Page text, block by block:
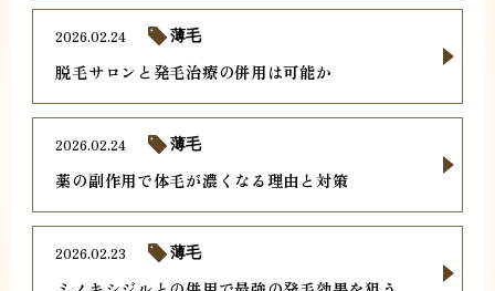
脱毛サロンと発毛治療の併用は可能か
2026.02.24 薄毛
薬の副作用で体毛が濃くなる理由と対策
2026.02.24 薄毛
2026.02.23 薄毛